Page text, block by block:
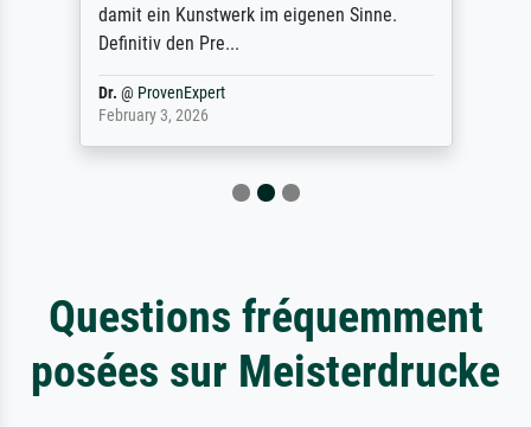
damit ein Kunstwerk im eigenen Sinne.
Definitiv den Pre...
Dr. @ ProvenExpert
February 3, 2026
Questions fréquemment
posées sur Meisterdrucke